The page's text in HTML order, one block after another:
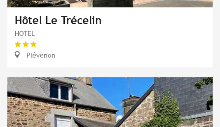
Hôtel Le Trécelin
HOTEL
Plévenon